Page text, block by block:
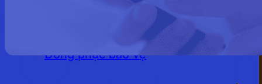
Đồng phục bảo hộ lao động
Đồng phục bảo vệ